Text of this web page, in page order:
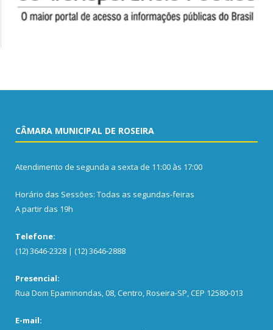
CÂMARA MUNICIPAL DE ROSEIRA
Atendimento de segunda a sexta de 11:00 às 17:00
Horário das Sessões: Todas as segundas-feiras
A partir das 19h
Telefone:
(12) 3646-2328 | (12) 3646-2888
Presencial:
Rua Dom Epaminondas, 08, Centro, Roseira-SP, CEP 12580-013
E-mail: